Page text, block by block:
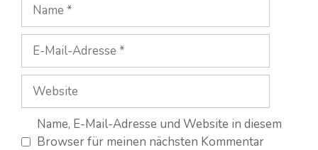
Mail-
Adresse
Website
Name, E-Mail-Adresse und Website in diesem
Browser für meinen nächsten Kommentar